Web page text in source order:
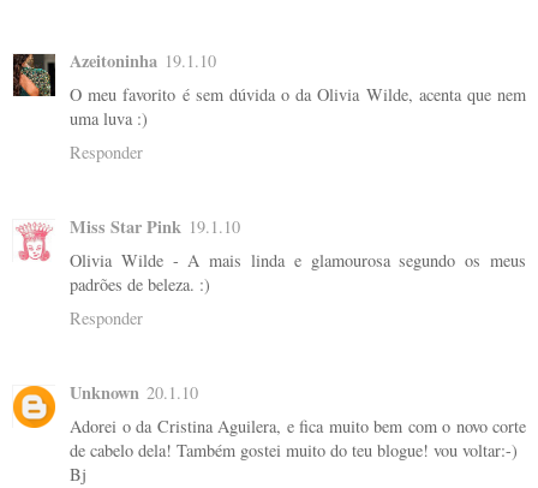
Azeitoninha 19.1.10
O meu favorito é sem dúvida o da Olivia Wilde, acenta que nem
uma luva :)
Responder
Miss Star Pink 19.1.10
Olivia Wilde - A mais linda e glamourosa segundo os meus
padrões de beleza. :)
Responder
Unknown 20.1.10
Adorei o da Cristina Aguilera, e fica muito bem com o novo corte
de cabelo dela! Também gostei muito do teu blogue! vou voltar:-)
Bj